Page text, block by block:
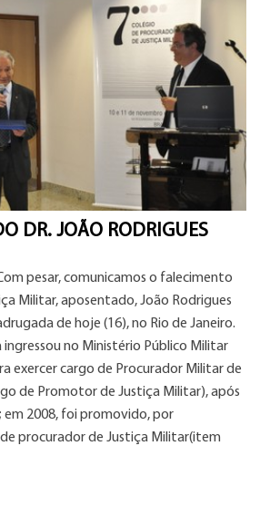
DR. JOÃO RODRIGUES
pesar, comunicamos o falecimento
Militar, aposentado, João Rodrigues
de hoje (16), no Rio de Janeiro.
ingressou no Ministério Público Militar
exercer cargo de Procurador Militar de
de Promotor de Justiça Militar), após
em 2008, foi promovido, por
procurador de Justiça Militar(item